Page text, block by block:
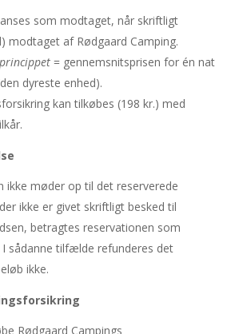
som modtaget, når skriftligt
modtaget af Rødgaard Camping.
= gennemsnitsprisen for én nat
dyreste enhed).
kan tilkøbes (198 kr.) med
ikke møder op til det reserverede
ikke er givet skriftligt besked til
betragtes reservationen som
I sådanne tilfælde refunderes det
ikke.
Rødgaard Campings